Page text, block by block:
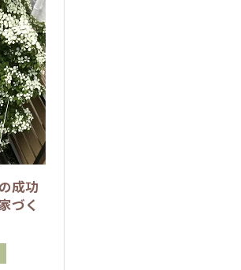
成功
づく